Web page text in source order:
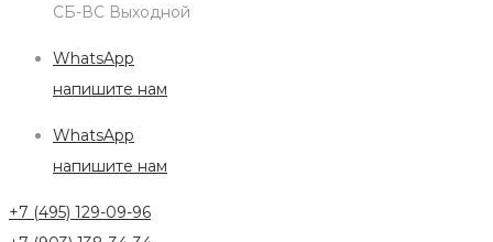
СБ-ВС Выходной
WhatsApp
напишите нам
WhatsApp
напишите нам
+7 (495) 129-09-96